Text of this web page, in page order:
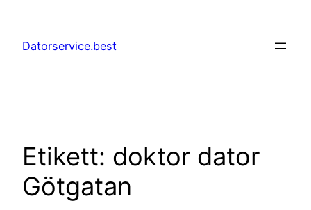
innehåll
Datorservice.best
Etikett: doktor dator
Götgatan